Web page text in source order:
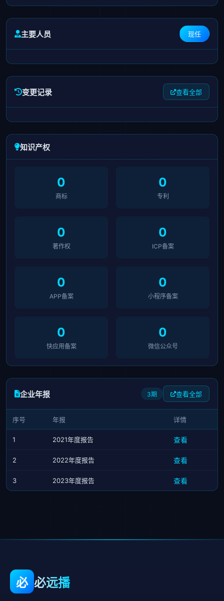
主要人员 现任
变更记录 查看全部
知识产权
0
商标
0
专利
0
著作权
0
ICP备案
0
APP备案
0
小程序备案
0
快应用备案
0
微信公众号
企业年报 3期 查看全部
序号 年报 详情
1 2021年度报告 查看
2 2022年度报告 查看
3 2023年度报告 查看
必 必远播